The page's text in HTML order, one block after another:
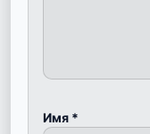
Имя *